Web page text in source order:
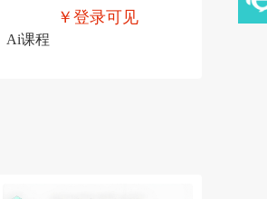
￥登录可见
Ai课程